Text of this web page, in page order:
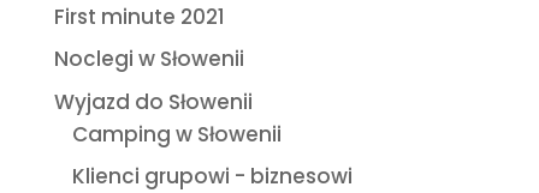
v
e
:
First minute 2021
Noclegi w Słowenii
Wyjazd do Słowenii
Camping w Słowenii
Klienci grupowi - biznesowi